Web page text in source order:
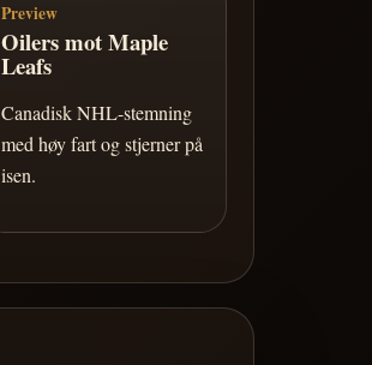
Preview
Oilers mot Maple
Leafs
Canadisk NHL-stemning
med høy fart og stjerner på
isen.